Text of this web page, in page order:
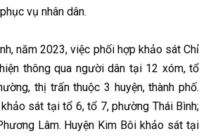
vụ nhân dân.
năm 2023, việc phối hợp khảo sát Chỉ
thông qua người dân tại 12 xóm, tổ
thị trấn thuộc 3 huyện, thành phố.
sát tại tổ 6, tổ 7, phường Thái Bình;
Lâm. Huyện Kim Bôi khảo sát tại